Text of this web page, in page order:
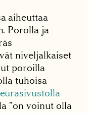
aiheuttaa
Porolla ja
niveljalkaiset
poroilla
tuhoisa
”on voinut olla